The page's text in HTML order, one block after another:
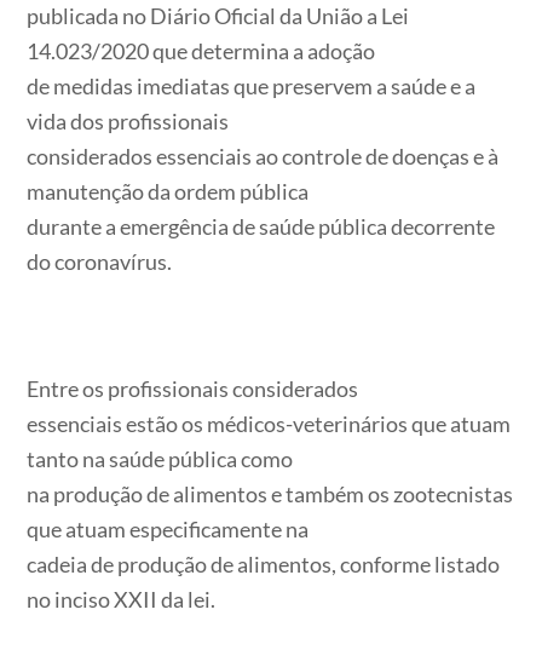
publicada no Diário Oficial da União a Lei
14.023/2020 que determina a adoção
de medidas imediatas que preservem a saúde e a
vida dos profissionais
considerados essenciais ao controle de doenças e à
manutenção da ordem pública
durante a emergência de saúde pública decorrente
do coronavírus.
Entre os profissionais considerados
essenciais estão os médicos-veterinários que atuam
tanto na saúde pública como
na produção de alimentos e também os zootecnistas
que atuam especificamente na
cadeia de produção de alimentos, conforme listado
no inciso XXII da lei.